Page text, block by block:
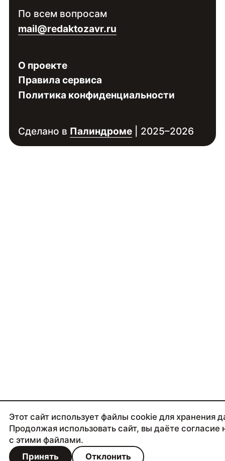
Войдите
специалиста
По всем вопросам
mail@redaktozavr.ru
О проекте
Правила сервиса
Политика конфиденциальности
Сделано в Палиндроме| 2025–2026
Этот сайт использует файлы cookie для хранения
Продолжая использовать сайт, вы даёте согласие
с этими файлами.
Принять
Отклонить